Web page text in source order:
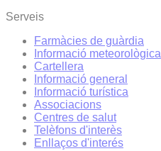
Serveis
Farmàcies de guàrdia
Informació meteorològica
Cartellera
Informació general
Informació turística
Associacions
Centres de salut
Telèfons d'interès
Enllaços d'interés